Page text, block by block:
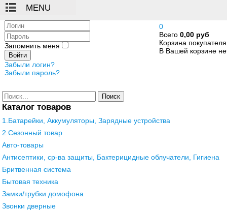
0
Всего 0,00 руб
Корзина покупателя
В Вашей корзине
Логин
Пароль
Запомнить меня
Войти
Забыли логин?
Забыли пароль?
Поиск
Каталог товаров
1.Батарейки, Аккумуляторы, Зарядные устройства
2.Сезонный товар
Авто-товары
Антисептики, ср-ва защиты, Бактерицидные облучатели, Гигиена
Бритвенная система
Бытовая техника
Замки/трубки домофона
Звонки дверные